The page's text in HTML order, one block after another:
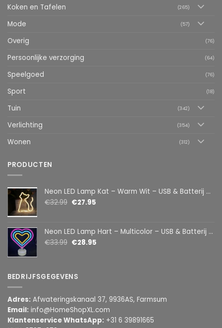
Koken en Tafelen (265)
Mode (57)
Overig (76)
Persoonlijke verzorging (64)
Speelgoed (76)
Sport (18)
Tuin (342)
Verlichting (354)
Wonen (312)
PRODUCTEN
Neon LED Lamp Kat – Warm Wit – USB & Batterij – Decoratieve Tafellamp voor Kinderkamer – 28,5 x 24,5 cm
€32.99 €27.95
Neon LED Lamp Hart – Multicolor – USB & Batterij – Hartvormige Sfeerlamp – Kinderkamer & Slaapkamer – 25,2 x 23 cm
€33.99 €28.95
BEDRIJFSGEGEVENS
Adres: Afwateringskanaal 37, 9936AS, Farmsum
Email: info@HomeShopXL.com
Klantenservice WhatsApp: +31 6 39891665